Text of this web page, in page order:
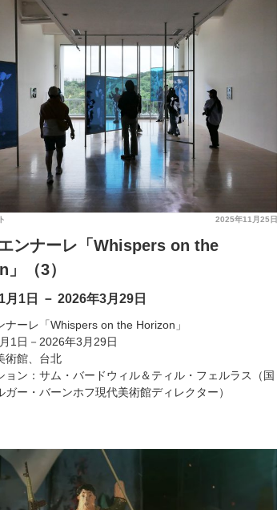
2025年11月25日
ンナーレ「Whispers on the
（3）
月1日 － 2026年3月29日
ナーレ「Whispers on the Horizon」
1日－2026年3月29日
術館、台北
ョン：サム・バードウィル＆ティル・フェルラス（国
ガー・バーンホフ現代美術館ディレクター）